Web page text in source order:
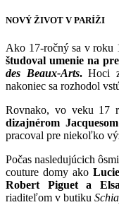
NOVÝ ŽIVOT V PARÍŽI
Ako 17-ročný sa v roku
študoval umenie na
des Beaux-Arts.Hoci
nakoniec sa rozhodol
Rovnako, vo veku 17
dizajnérom
pracoval pre niekoľko
Počas nasledujúcich
couture domy ako
Robert Piguet a
riaditeľom v butiku